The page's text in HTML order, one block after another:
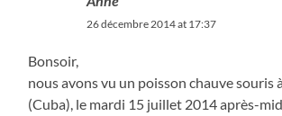
26 décembre 2014 at 17:37
Bonsoir,
nous avons vu un poisson chauve souris
(Cuba), le mardi 15 juillet 2014 après-